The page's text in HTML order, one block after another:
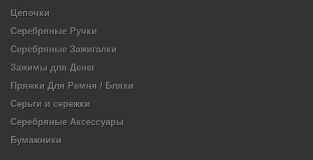
Цепочки
Серебряные Ручки
Серебряные Зажигалки
Зажимы для Денег
Пряжки Для Ремня / Бляхи
Серьги и сережки
Серебряные Аксессуары
Бумажники